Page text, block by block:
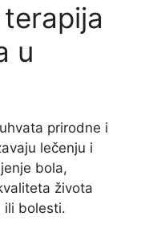
u
prirodne i
lečenju i
bola,
života
ili bolesti.